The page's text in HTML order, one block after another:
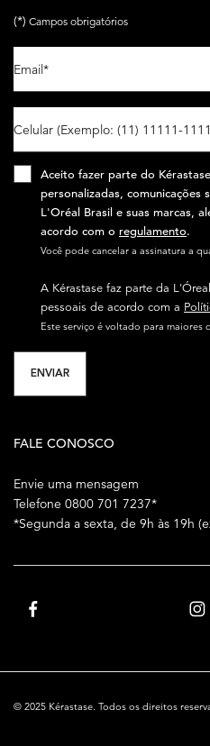
(*) Campos obrigatórios
Email*
Celular (Exemplo: (11) 11111-
Aceito fazer parte do
personalizadas,
L'Oréal Brasil e suas marcas,
acordo com o regulamento.​
Você pode cancelar a assinatura a
A Kérastase faz parte da
pessoais de acordo com a
Este serviço é voltado para maiores
ENVIAR
FALE CONOSCO
Envie uma mensagem
Telefone 0800 701 7237*
*Segunda a sexta, de 9h às 19h
© 2025 Kérastase. Todos os direitos